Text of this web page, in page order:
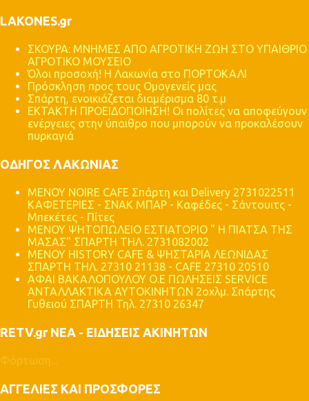
LAKONES.gr
ΣΚΟΥΡΑ: ΜΝΗΜΕΣ ΑΠΟ ΑΓΡΟΤΙΚΗ ΖΩΗ ΣΤΟ ΥΠΑΙΘΡΙΟ
ΑΓΡΟΤΙΚΟ ΜΟΥΣΕΙΟ
Όλοι προσοχή! Η Λακωνία στο ΠΟΡΤΟΚΑΛΙ
Πρόσκληση προς τους Ομογενείς μας
Σπάρτη, ενοικιάζεται διαμέρισμα 80 τ.μ
ΕΚΤΑΚΤΗ ΠΡΟΕΙΔΟΠΟΙΗΣΗ! Οι πολίτες να αποφεύγουν
ενέργειες στην ύπαιθρο που μπορούν να προκαλέσουν
πυρκαγιά
ΟΔΗΓΟΣ ΛΑΚΩΝΙΑΣ
MENOY NOIRE CAFE Σπάρτη και Delivery 2731022511
ΚΑΦΕΤΕΡΙΕΣ - ΣΝΑΚ ΜΠΑΡ - Καφέδες - Σάντουιτς -
Μπεκέτες - Πίτες
ΜΕΝΟΥ ΨΗΤΟΠΩΛΕΙΟ ΕΣΤΙΑΤΟΡΙΟ " Η ΠΙΑΤΣΑ ΤΗΣ
ΜΑΣΑΣ" ΣΠΑΡΤΗ ΤΗΛ. 2731082002
ΜΕΝΟΥ HISTORY CAFE & ΨΗΣΤΑΡΙΑ ΛΕΩΝΙΔΑΣ
ΣΠΑΡΤΗ ΤΗΛ. 27310 21138 - CAFE 27310 20510
ΑΦΑΙ ΒΑΚΑΛΟΠΟΥΛΟΥ Ο.Ε ΠΩΛΗΣΕΙΣ SERVICE
ΑΝΤΑΛΛΑΚΤΙΚΑ ΑΥΤΟΚΙΝΗΤΩΝ 2οχλμ. Σπάρτης
Γυθειού ΣΠΑΡΤΗ Τηλ. 27310 26347
RETV.gr ΝΕΑ - ΕΙΔΗΣΕΙΣ ΑΚΙΝΗΤΩΝ
Φόρτωση...
ΑΓΓΕΛΙΕΣ ΚΑΙ ΠΡΟΣΦΟΡΕΣ